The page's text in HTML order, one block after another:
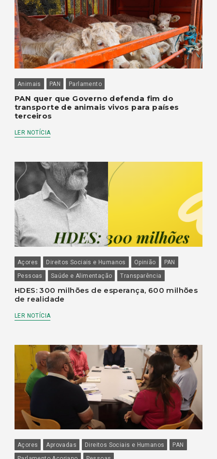
Animais PAN Parlamento
PAN quer que Governo defenda fim do
transporte de animais vivos para países
terceiros
LER NOTÍCIA
Açores Direitos Sociais e Humanos Opinião
PAN
Pessoas
Saúde e Alimentação Transparência
HDES: 300 milhões de esperança, 600 milhões
de realidade
LER NOTÍCIA
Açores Aprovadas Direitos Sociais e Humanos
PAN